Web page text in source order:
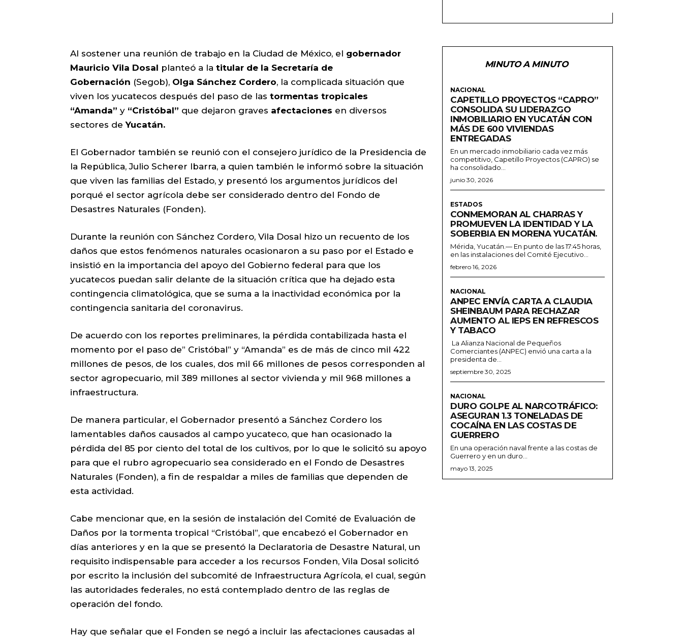
Al sostener una reunión de trabajo en la Ciudad de México, el gobernador
Mauricio Vila Dosal planteó a la titular de la Secretaría de
Gobernación (Segob), Olga Sánchez Cordero, la complicada situación que
viven los yucatecos después del paso de las tormentas tropicales
“Amanda” y “Cristóbal” que dejaron graves afectaciones en diversos
sectores deYucatán.
El Gobernador también se reunió con el consejero jurídico de la Presidencia de
la República, Julio Scherer Ibarra, a quien también le informó sobre la situación
que viven las familias del Estado, y presentó los argumentos jurídicos del
porqué el sector agrícola debe ser considerado dentro del Fondo de
Desastres Naturales (Fonden).
Durante la reunión con Sánchez Cordero, Vila Dosal hizo un recuento de los
daños que estos fenómenos naturales ocasionaron a su paso por el Estado e
insistió en la importancia del apoyo del Gobierno federal para que los
yucatecos puedan salir delante de la situación crítica que ha dejado esta
contingencia climatológica, que se suma a la inactividad económica por la
contingencia sanitaria del coronavirus.
De acuerdo con los reportes preliminares, la pérdida contabilizada hasta el
momento por el paso de” Cristóbal” y “Amanda” es de más de cinco mil 422
millones de pesos, de los cuales, dos mil 66 millones de pesos corresponden al
sector agropecuario, mil 389 millones al sector vivienda y mil 968 millones a
infraestructura.
De manera particular, el Gobernador presentó a Sánchez Cordero los
lamentables daños causados al campo yucateco, que han ocasionado la
pérdida del 85 por ciento del total de los cultivos, por lo que le solicitó su apoyo
para que el rubro agropecuario sea considerado en el Fondo de Desastres
Naturales (Fonden), a fin de respaldar a miles de familias que dependen de
esta actividad.
Cabe mencionar que, en la sesión de instalación del Comité de Evaluación de
Daños por la tormenta tropical “Cristóbal”, que encabezó el Gobernador en
días anteriores y en la que se presentó la Declaratoria de Desastre Natural, un
requisito indispensable para acceder a los recursos Fonden, Vila Dosal solicitó
por escrito la inclusión del subcomité de Infraestructura Agrícola, el cual, según
las autoridades federales, no está contemplado dentro de las reglas de
operación del fondo.
Hay que señalar que el Fonden se negó a incluir las afectaciones causadas al
MINUTO A MINUTO
NACIONAL
CAPETILLO PROYECTOS “CAPRO”
CONSOLIDA SU LIDERAZGO
INMOBILIARIO EN YUCATÁN CON
MÁS DE 600 VIVIENDAS
ENTREGADAS
En un mercado inmobiliario cada vez más
competitivo, Capetillo Proyectos (CAPRO) se
ha consolidado...
junio 30, 2026
ESTADOS
CONMEMORAN AL CHARRAS Y
PROMUEVEN LA IDENTIDAD Y LA
SOBERBIA EN MORENA YUCATÁN.
Mérida, Yucatán.— En punto de las 17:45 horas,
en las instalaciones del Comité Ejecutivo...
febrero 16, 2026
NACIONAL
ANPEC ENVÍA CARTA A CLAUDIA
SHEINBAUM PARA RECHAZAR
AUMENTO AL IEPS EN REFRESCOS
Y TABACO
La Alianza Nacional de Pequeños
Comerciantes (ANPEC) envió una carta a la
presidenta de...
septiembre 30, 2025
NACIONAL
DURO GOLPE AL NARCOTRÁFICO:
ASEGURAN 1.3 TONELADAS DE
COCAÍNA EN LAS COSTAS DE
GUERRERO
En una operación naval frente a las costas de
Guerrero y en un duro...
mayo 13, 2025